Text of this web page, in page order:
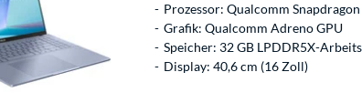
Prozessor: Qualcomm
Grafik: Qualcomm Adreno GPU
Speicher: 32 GB LPDDR5X-
Display: 40,6 cm (16 Zoll)